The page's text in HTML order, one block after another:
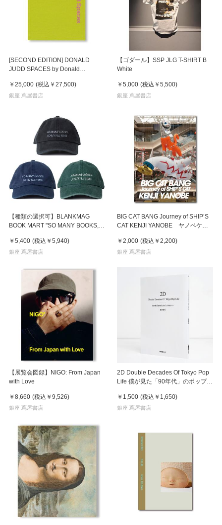
[SECOND EDITION] DONALD
JUDD SPACES by Donald
集
￥25,000 (税込 ￥27,500)
銀座 蔦屋書店
【ゴダール】SSP JLG T-SHIRT B
White
￥5,000 (税込 ￥5,500)
銀座 蔦屋書店
【種類の選択可】BLANKMAG
BOOK MART "SO MANY BOOKS,
￥5,400 (税込 ￥5,940)
銀座 蔦屋書店
BIG CAT BANG Journey of SHIP’S
CAT KENJI YANOBE ヤノベケン
￥2,000 (税込 ￥2,200)
銀座 蔦屋書店
【展覧会図録】NIGO: From Japan
with Love
￥8,660 (税込 ￥9,526)
銀座 蔦屋書店
2D Double Decades Of Tokyo Pop
Life 僕が見た「90年代」のポップカ
￥1,500 (税込 ￥1,650)
銀座 蔦屋書店